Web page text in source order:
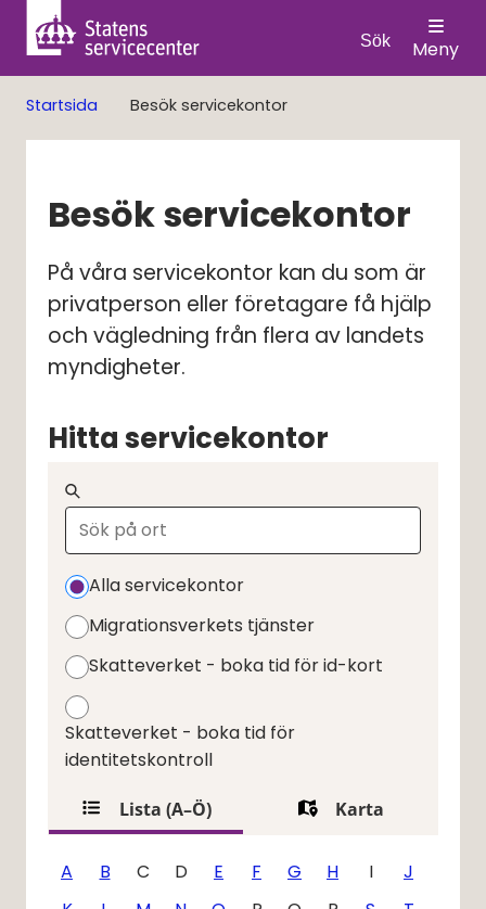
Sök Meny
Startsida Besök servicekontor
Besök servicekontor
På våra servicekontor kan du som är
privat­person eller före­tag­are få hjälp
och väg­led­ning från flera av landets
myndigheter.
Hitta servicekontor
Sök
Filtrera servicekontoren
Alla servicekontor
Migrationsverkets tjänster
Skatteverket - boka tid för id-kort
Skatteverket - boka tid för
identitetskontroll
Lista (A–Ö) Karta
A B C D E F G H I
J